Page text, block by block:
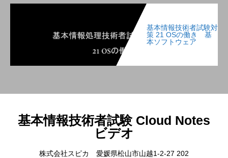
基本情報技術者試験対
策 21 OSの働き 基
本ソフトウェア
基本情報技術者試験 Cloud Notes
ビデオ
株式会社スピカ 愛媛県松山市山越1-2-27 202